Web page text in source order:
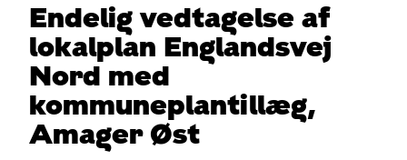
Endelig vedtagelse af
lokalplan Englandsvej
Nord med
kommuneplantillæg,
Amager Øst